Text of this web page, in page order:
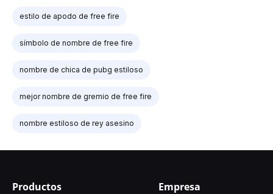
estilo de apodo de free fire
símbolo de nombre de free fire
nombre de chica de pubg estiloso
mejor nombre de gremio de free fire
nombre estiloso de rey asesino
Productos Empresa